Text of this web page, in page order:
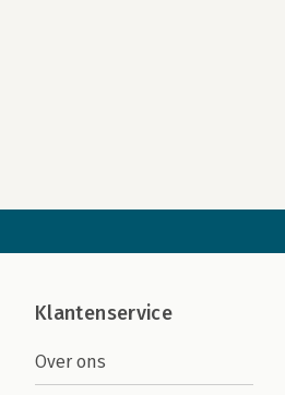
Klantenservice
Over ons